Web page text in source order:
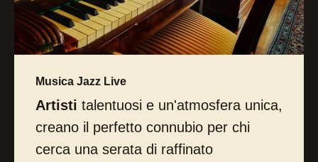
Musica Jazz Live
Artisti talentuosi e un'atmosfera unica,
creano il perfetto connubio per chi
cerca una serata di raffinato